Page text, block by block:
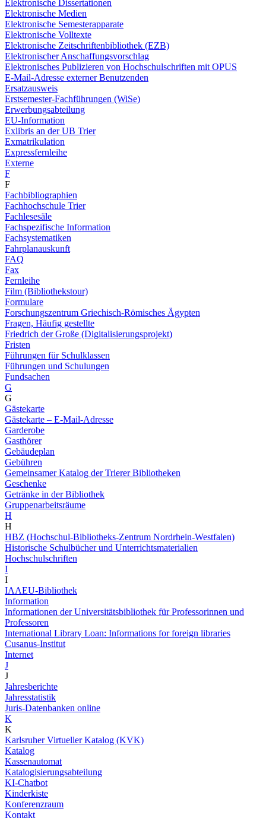
Elektronische Dissertationen
Elektronische Medien
Elektronische Semesterapparate
Elektronische Volltexte
Elektronische Zeitschriftenbibliothek (EZB)
Elektronischer Anschaffungsvorschlag
Elektronisches Publizieren von Hochschulschriften mit OPUS
E-Mail-Adresse externer Benutzenden
Ersatzausweis
Erstsemester-Fachführungen (WiSe)
Erwerbungsabteilung
EU-Information
Exlibris an der UB Trier
Exmatrikulation
Expressfernleihe
Externe
F
F
Fachbibliographien
Fachhochschule Trier
Fachlesesäle
Fachspezifische Information
Fachsystematiken
Fahrplanauskunft
FAQ
Fax
Fernleihe
Film (Bibliothekstour)
Formulare
Forschungszentrum Griechisch-Römisches Ägypten
Fragen, Häufig gestellte
Friedrich der Große (Digitalisierungsprojekt)
Fristen
Führungen für Schulklassen
Führungen und Schulungen
Fundsachen
G
G
Gästekarte
Gästekarte – E-Mail-Adresse
Garderobe
Gasthörer
Gebäudeplan
Gebühren
Gemeinsamer Katalog der Trierer Bibliotheken
Geschenke
Getränke in der Bibliothek
Gruppenarbeitsräume
H
H
HBZ (Hochschul-Bibliotheks-Zentrum Nordrhein-Westfalen)
Historische Schulbücher und Unterrichtsmaterialien
Hochschulschriften
I
I
IAAEU-Bibliothek
Information
Informationen der Universitätsbibliothek für Professorinnen und
Professoren
International Library Loan: Informations for foreign libraries
Cusanus-Institut
Internet
J
J
Jahresberichte
Jahresstatistik
Juris-Datenbanken online
K
K
Karlsruher Virtueller Katalog (KVK)
Katalog
Kassenautomat
Katalogisierungsabteilung
KI-Chatbot
Kinderkiste
Konferenzraum
Kontakt